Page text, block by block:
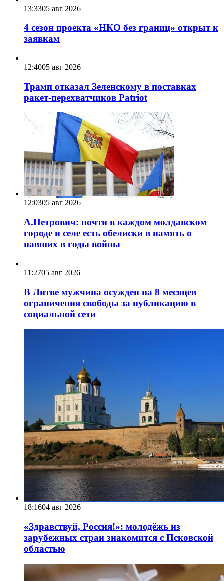
13:3305 авг 2026
4 сезон проекта «НКО без границ» открыт к
заявкам
12:4005 авг 2026
Трамп отказал Зеленскому в поставках
ракет-перехватчиков Patriot
12:0305 авг 2026
А.Петрович: почти в каждом молдавском
городе и селе есть обелиски в память о
павших в годы войны
11:2705 авг 2026
В Литве мужчина осужден на 8 месяцев
ограничения свободы за публикацию в
социальной сети
18:1604 авг 2026
«Здравствуй, Россия!»: молодёжь из
зарубежных стран знакомится с Псковской
областью